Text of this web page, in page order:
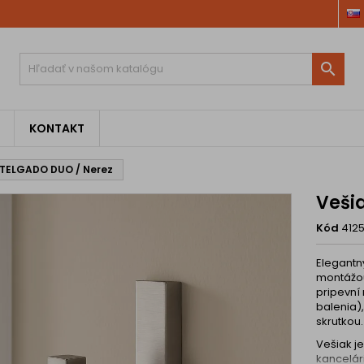

KONTAKT
DUO / Nerez
Kód 4125
pripevní
skrutkou.
Vešiak